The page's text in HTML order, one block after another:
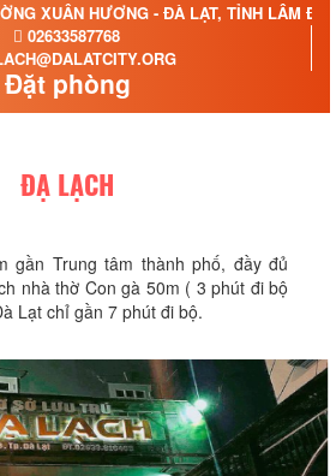
XUÂN HƯƠNG - ĐÀ LẠT, TỈNH LÂM
02633587768
Đặt phòng
ĐẠ LẠCH
gần Trung tâm thành phố, đầy đủ
nhà thờ Con gà 50m ( 3 phút đi bộ
Lạt chỉ gần 7 phút đi bộ.